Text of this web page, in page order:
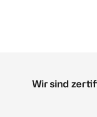
Wir sind